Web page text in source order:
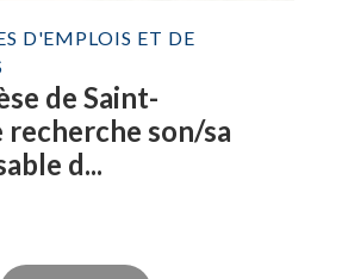
D'EMPLOIS ET DE
de Saint-
recherche son/sa
d...